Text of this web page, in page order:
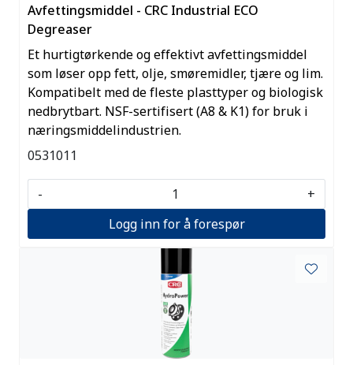
Avfettingsmiddel - CRC Industrial ECO
Degreaser
Et hurtigtørkende og effektivt avfettingsmiddel
som løser opp fett, olje, smøremidler, tjære og lim.
Kompatibelt med de fleste plasttyper og biologisk
nedbrytbart. NSF-sertifisert (A8 & K1) for bruk i
næringsmiddelindustrien.
0531011
-
+
Logg inn for å forespør